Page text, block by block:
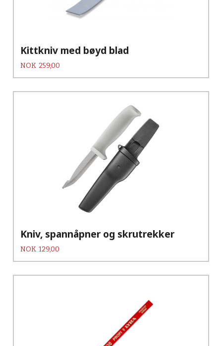
Kittkniv med bøyd blad
Pris
NOK 259,00
Kniv, spannåpner og skrutrekker
Pris
NOK 129,00